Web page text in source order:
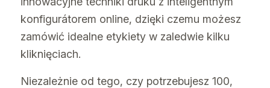
konfigurátorem online, dzięki czemu możesz
zamówić idealne etykiety w zaledwie kilku
kliknięciach.
Niezależnie od tego, czy potrzebujesz 100,